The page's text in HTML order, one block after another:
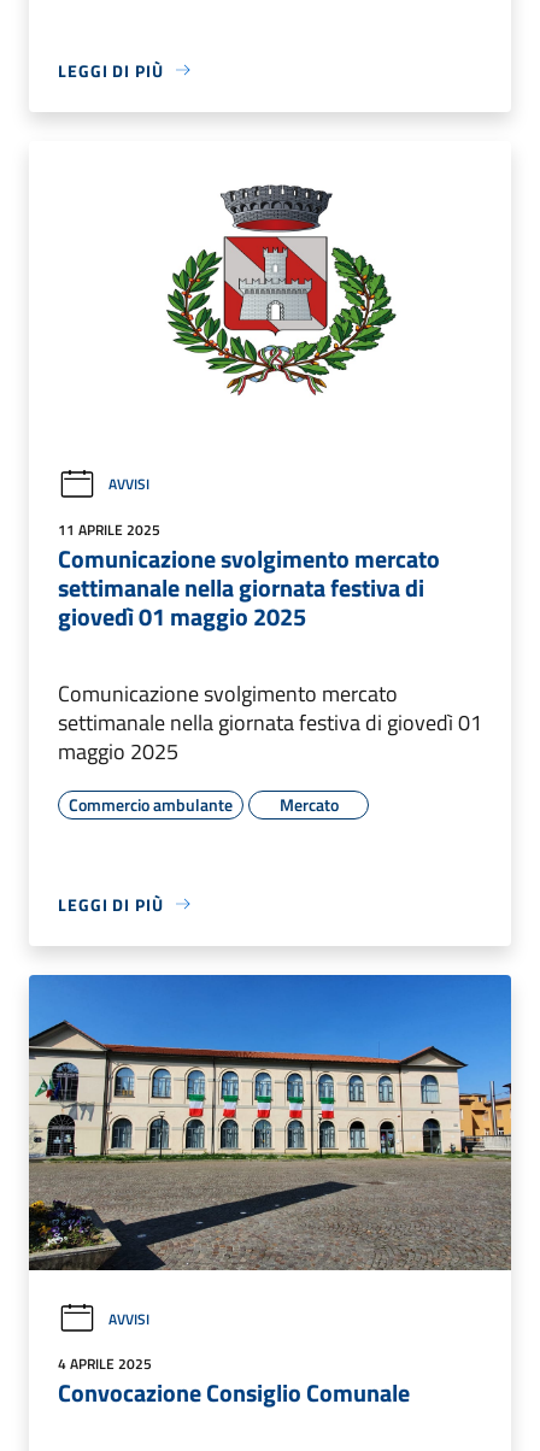
LEGGI DI PIÙ
AVVISI
11 APRILE 2025
Comunicazione svolgimento mercato
settimanale nella giornata festiva di
giovedì 01 maggio 2025
Comunicazione svolgimento mercato
settimanale nella giornata festiva di giovedì 01
maggio 2025
Commercio ambulante Mercato
LEGGI DI PIÙ
AVVISI
4 APRILE 2025
Convocazione Consiglio Comunale